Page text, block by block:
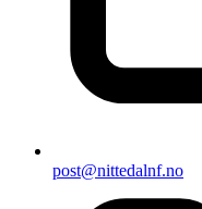
post@nittedalnf.no